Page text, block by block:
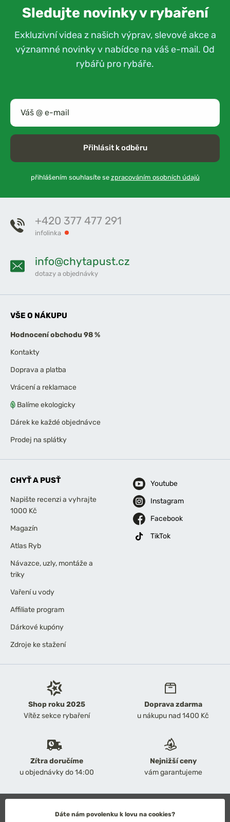
Sledujte novinky v rybaření
Exkluzivní videa z našich výprav, slevové akce a
významné novinky v nabídce na váš e-mail. Od
rybářů pro rybáře.
Přihlásit k odběru
přihlášením souhlasíte se zpracováním osobních údajů
Shop roku 2025
Vítěz sekce rybaření
Doprava zdarma
u nákupu nad 1400 Kč
Zítra doručíme
u objednávky do 14:00
Nejnižší ceny
vám garantujeme
+420 377 477 291
infolinka
info@chytapust.cz
dotazy a objednávky
VŠE O NÁKUPU
Hodnocení obchodu 98 %
Kontakty
Doprava a platba
Vrácení a reklamace
Balíme ekologicky
Dárek ke každé objednávce
Prodej na splátky
CHYŤ A PUSŤ
Napište recenzi a vyhrajte
1000 Kč
Magazín
Atlas Ryb
Návazce, uzly, montáže a
triky
Vaření u vody
Affiliate program
Dárkové kupóny
Zdroje ke stažení
Youtube
Instagram
Facebook
TikTok
Obchodní podmínky
Dáte nám povolenku k lovu na cookies?